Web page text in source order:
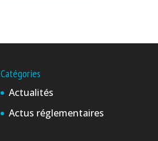
Catégories
Actualités
Actus réglementaires